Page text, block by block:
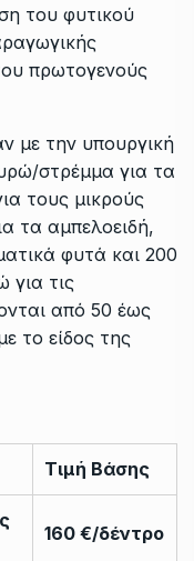
του φυτικού
πρωτογενούς
με την υπουργική
στρέμμα για τα
τους μικρούς
τα αμπελοειδή,
φυτά και 200
για τις
από 50 έως
το είδος της
Τιμή Βάσης
160 €/δέντρο